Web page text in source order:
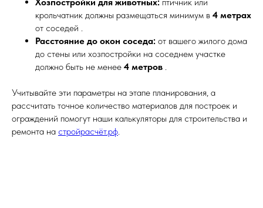
крольчатник должны размещаться минимум в 4 метрах
от соседей .
Расстояние до окон соседа: от вашего жилого дома
до стены или хозпостройки на соседнем участке
должно быть не менее 4 метров .
Учитывайте эти параметры на этапе планирования, а
рассчитать точное количество материалов для построек и
ограждений помогут наши калькуляторы для строительства и
ремонта на стройрасчёт.рф.